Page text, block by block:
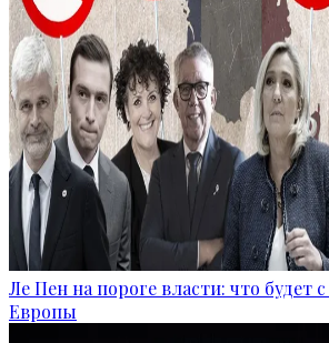
Ле Пен на пороге власти: что будет
Европы